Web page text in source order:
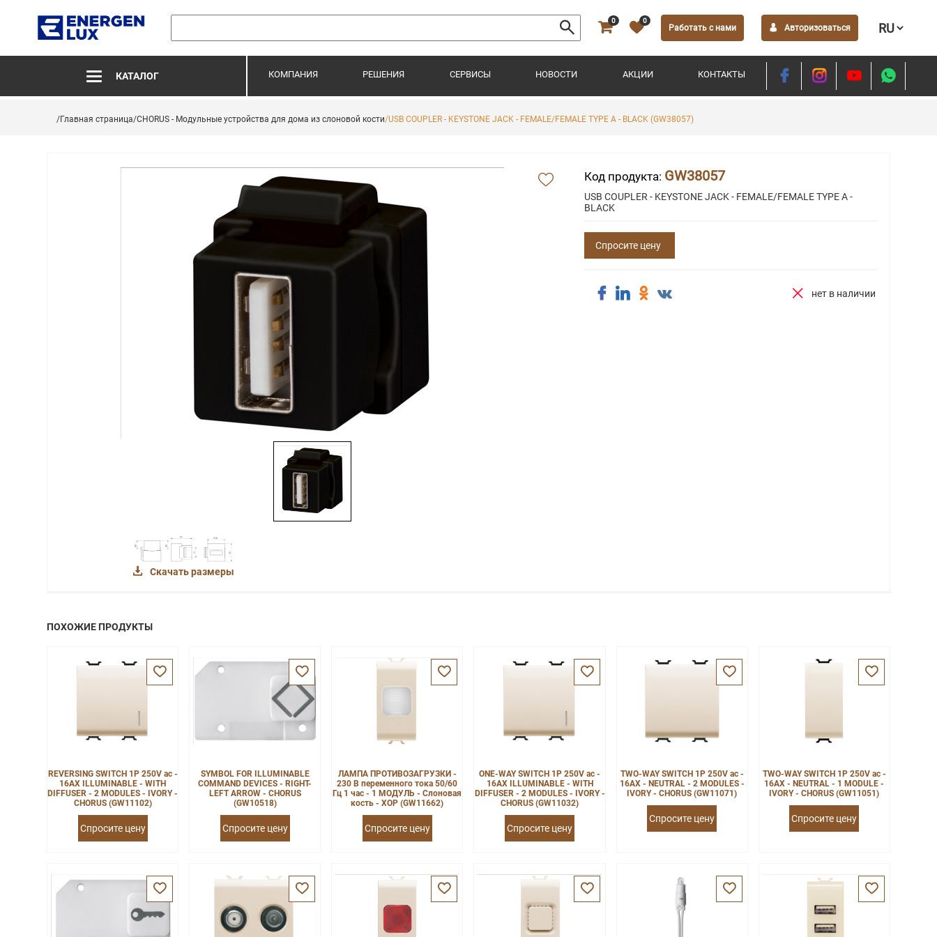
0 0
Работать с нами Авторизоваться
КАТАЛОГ КОМПАНИЯ РЕШЕНИЯ СЕРВИСЫ НОВОСТИ АКЦИИ КОНТАКТЫ
/Главная страница/CHORUS - Модульные устройства для дома из слоновой кости/USB COUPLER - KEYSTONE JACK - FEMALE/FEMALE TYPE A - BLACK (GW38057)
Скачать размеры
Код продукта: GW38057
USB COUPLER - KEYSTONE JACK - FEMALE/FEMALE TYPE A -
BLACK
Спросите цену
нет в наличии
ПОХОЖИЕ ПРОДУКТЫ
REVERSING SWITCH 1P 250V ac -
16AX ILLUMINABLE - WITH
DIFFUSER - 2 MODULES - IVORY -
CHORUS (GW11102)
Спросите цену
SYMBOL FOR ILLUMINABLE
COMMAND DEVICES - RIGHT-
LEFT ARROW - CHORUS
(GW10518)
Спросите цену
ЛАМПА ПРОТИВОЗАГРУЗКИ -
230 В переменного тока 50/60
Гц 1 час - 1 МОДУЛЬ - Слоновая
кость - ХОР (GW11662)
Спросите цену
ONE-WAY SWITCH 1P 250V ac -
16AX ILLUMINABLE - WITH
DIFFUSER - 2 MODULES - IVORY -
CHORUS (GW11032)
Спросите цену
TWO-WAY SWITCH 1P 250V ac -
16AX - NEUTRAL - 2 MODULES -
IVORY - CHORUS (GW11071)
Спросите цену
TWO-WAY SWITCH 1P 250V ac -
16AX - NEUTRAL - 1 MODULE -
IVORY - CHORUS (GW11051)
Спросите цену